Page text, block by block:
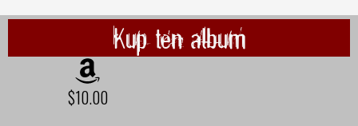
Kup ten album
$10.00